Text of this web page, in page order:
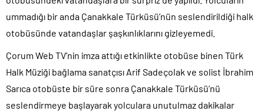
ummadığı bir anda Çanakkale Türküsü’nün seslendirildiği halk
otobüsünde vatandaşlar şaşkınlıklarını gizleyemedi.
Çorum Web TV’nin imza attığı etkinlikte otobüse binen Türk
Halk Müziği bağlama sanatçısı Arif Sadeçolak ve solist İbrahim
Sarıca otobüste bir süre sonra Çanakkale Türküsü’nü
seslendirmeye başlayarak yolculara unutulmaz dakikalar